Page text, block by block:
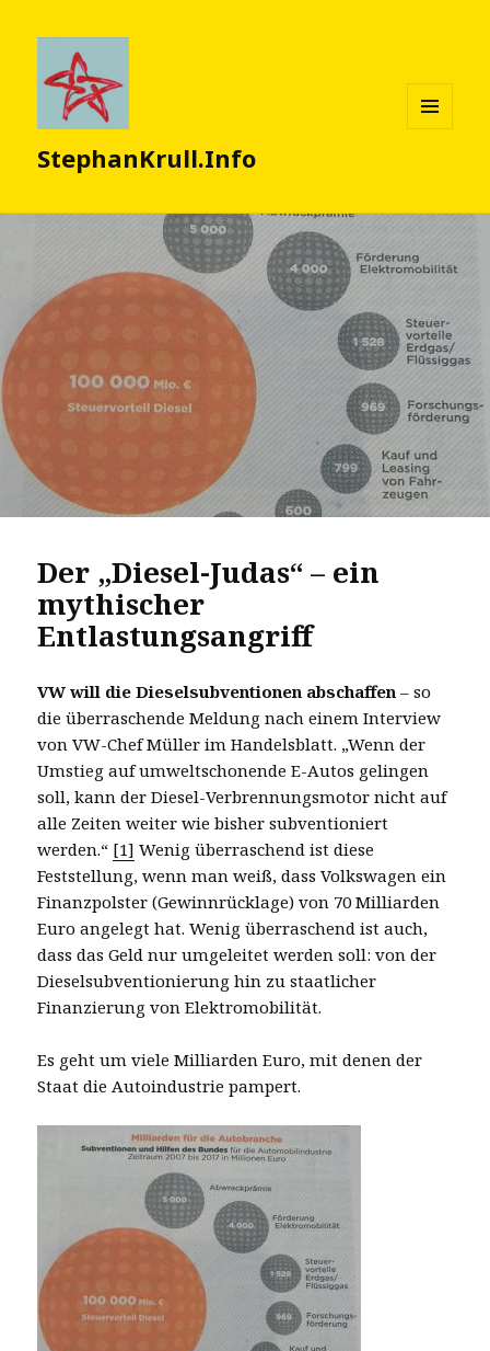
StephanKrull.Info
Der „Diesel-Judas“ – ein
mythischer
Entlastungsangriff
VW will die Dieselsubventionen abschaffen– so
die überraschende Meldung nach einem Interview
von VW-Chef Müller im Handelsblatt. „Wenn der
Umstieg auf umweltschonende E-Autos gelingen
soll, kann der Diesel-Verbrennungsmotor nicht auf
alle Zeiten weiter wie bisher subventioniert
werden.“ [1] Wenig überraschend ist diese
Feststellung, wenn man weiß, dass Volkswagen ein
Finanzpolster (Gewinnrücklage) von 70 Milliarden
Euro angelegt hat. Wenig überraschend ist auch,
dass das Geld nur umgeleitet werden soll: von der
Dieselsubventionierung hin zu staatlicher
Finanzierung von Elektromobilität.
Es geht um viele Milliarden Euro, mit denen der
Staat die Autoindustrie pampert.